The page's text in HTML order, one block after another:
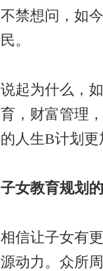
不禁想问，如
民。
说起为什么，
育，财富管理
的人生B计划更
子女教育规划
相信让子女有
源动力。众所